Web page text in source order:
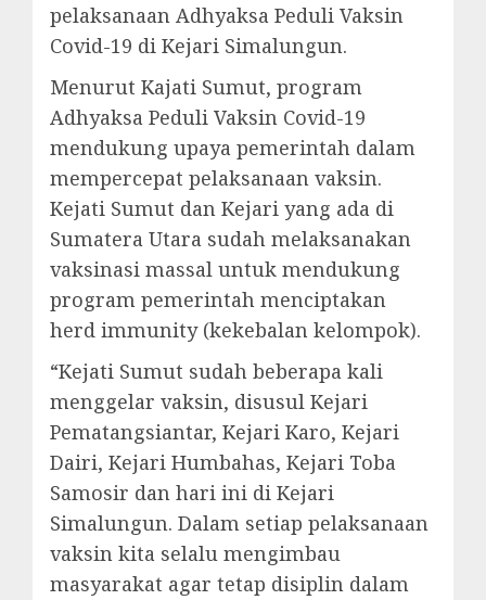
pelaksanaan Adhyaksa Peduli Vaksin
Covid-19 di Kejari Simalungun.
Menurut Kajati Sumut, program
Adhyaksa Peduli Vaksin Covid-19
mendukung upaya pemerintah dalam
mempercepat pelaksanaan vaksin.
Kejati Sumut dan Kejari yang ada di
Sumatera Utara sudah melaksanakan
vaksinasi massal untuk mendukung
program pemerintah menciptakan
herd immunity (kekebalan kelompok).
“Kejati Sumut sudah beberapa kali
menggelar vaksin, disusul Kejari
Pematangsiantar, Kejari Karo, Kejari
Dairi, Kejari Humbahas, Kejari Toba
Samosir dan hari ini di Kejari
Simalungun. Dalam setiap pelaksanaan
vaksin kita selalu mengimbau
masyarakat agar tetap disiplin dalam